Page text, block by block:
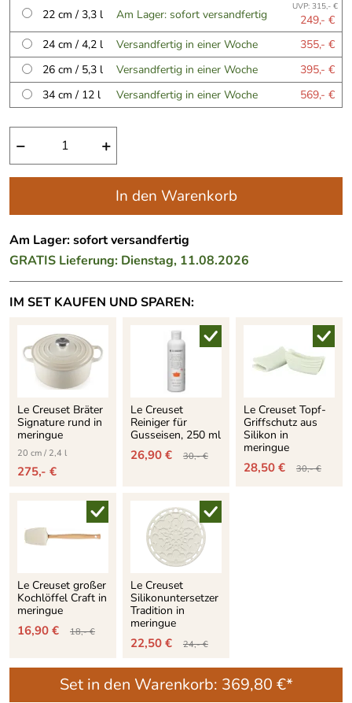
22 cm / 3,3 l
Am Lager: sofort versandfertig UVP: 315,- €
249,- €
24 cm / 4,2 l
Versandfertig in einer Woche
355,- €
26 cm / 5,3 l
Versandfertig in einer Woche
395,- €
34 cm / 12 l
Versandfertig in einer Woche 569,- €
− +
In den Warenkorb
Am Lager: sofort versandfertig
GRATIS Lieferung: Dienstag, 11.08.2026
IM SET KAUFEN UND SPAREN:
Le Creuset Bräter
Signature rund in
meringue
20 cm / 2,4 l
275,- €
Le Creuset
Reiniger für
Gusseisen, 250 ml
26,90 € 30,- €
Le Creuset Topf-
Griffschutz aus
Silikon in
meringue
28,50 € 30,- €
Le Creuset großer
Kochlöffel Craft in
meringue
16,90 € 18,- €
Le Creuset
Silikonuntersetzer
Tradition in
meringue
22,50 € 24,- €
Set in den Warenkorb: 369,80 €*